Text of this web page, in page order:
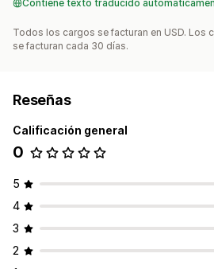
Contiene texto traducido
Todos los cargos se facturan en USD. Los
se facturan cada 30 días.
Reseñas
Calificación general
0
5
4
3
2